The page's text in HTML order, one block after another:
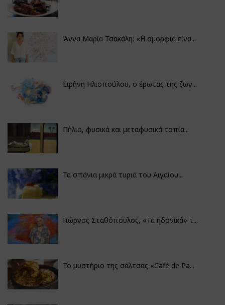
Άννα Μαρία Τσακάλη: «Η ομορφιά είνα...
Ειρήνη Ηλιοπούλου, ο έρωτας της ζωγ...
Πήλιο, φυσικά και μεταφυσικά τοπία...
Τα σπάνια μικρά τυριά του Αιγαίου...
Γιώργος Σταθόπουλος, «Τα ηδονικά» τ...
Το μυστήριο της σάλτσας «Café de Pa...